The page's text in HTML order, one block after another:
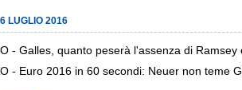
LUGLIO 2016
- Galles, quanto peserà l'assenza di Ramsey
- Euro 2016 in 60 secondi: Neuer non teme